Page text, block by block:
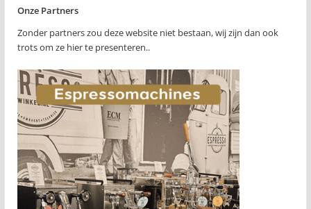
Onze Partners
Zonder partners zou deze website niet bestaan, wij zijn dan ook
trots om ze hier te presenteren..